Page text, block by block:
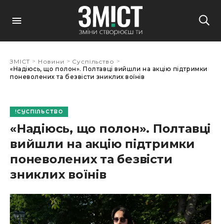
ЗМІСТ > Новини > Суспільство >
«Надіюсь, що полон». Полтавці вийшли на акцію підтримки
поневолених та безвісти зниклих воїнів
СУСПІЛЬСТВО
«Надіюсь, що полон». Полтавці
вийшли на акцію підтримки
поневолених та безвісти
зниклих воїнів